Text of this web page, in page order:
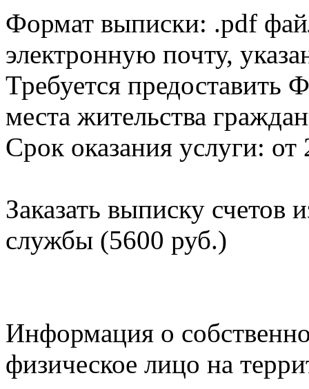
Формат выписки: .pdf
электронную почту,
Требуется
места жительства
Срок оказания услуги: от
Заказать выписку счетов
службы (5600 руб.)
Информация о
физическое лицо на